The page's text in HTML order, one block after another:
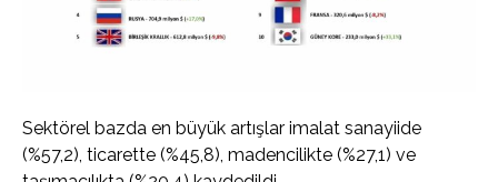
Sektörel bazda en büyük artışlar imalat sanayiide
(%57,2), ticarette (%45,8), madencilikte (%27,1) ve